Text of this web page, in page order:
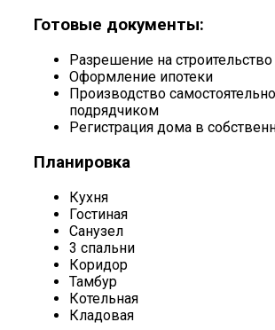
Готовые документы:
Разрешение на строительство
Оформление ипотеки
Производство
подрядчиком
Регистрация дома в
Планировка
Кухня
Гостиная
Санузел
3 спальни
Коридор
Тамбур
Котельная
Кладовая